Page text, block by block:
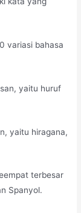
variasi bahasa
yaitu huruf
yaitu hiragana,
terbesar
Spanyol.